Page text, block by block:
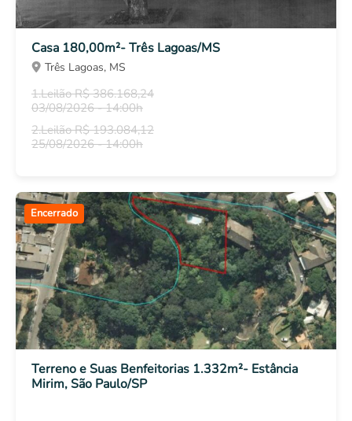
Casa 180,00m²- Três Lagoas/MS
Três Lagoas, MS
1.Leilão R$ 386.168,24
03/08/2026 - 14:00h
2.Leilão R$ 193.084,12
25/08/2026 - 14:00h
Encerrado
Terreno e Suas Benfeitorias 1.332m²- Estância
Mirim, São Paulo/SP